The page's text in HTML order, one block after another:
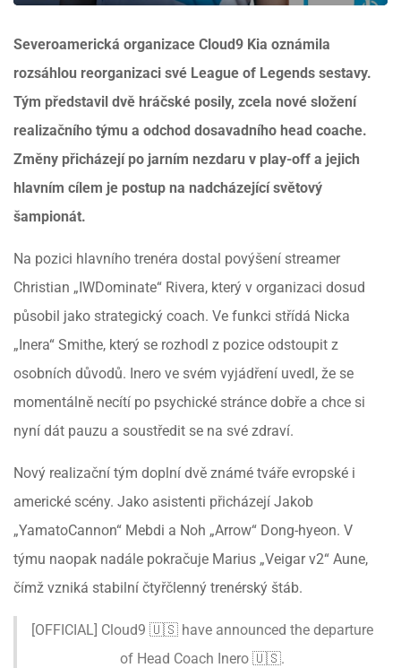
Severoamerická organizace Cloud9 Kia oznámila
rozsáhlou reorganizaci své League of Legends sestavy.
Tým představil dvě hráčské posily, zcela nové složení
realizačního týmu a odchod dosavadního head coache.
Změny přicházejí po jarním nezdaru v play-off a jejich
hlavním cílem je postup na nadcházející světový
šampionát.
Na pozici hlavního trenéra dostal povýšení streamer
Christian „IWDominate“ Rivera, který v organizaci dosud
působil jako strategický coach. Ve funkci střídá Nicka
„Inera“ Smithe, který se rozhodl z pozice odstoupit z
osobních důvodů. Inero ve svém vyjádření uvedl, že se
momentálně necítí po psychické stránce dobře a chce si
nyní dát pauzu a soustředit se na své zdraví.
Nový realizační tým doplní dvě známé tváře evropské i
americké scény. Jako asistenti přicházejí Jakob
„YamatoCannon“ Mebdi a Noh „Arrow“ Dong-hyeon. V
týmu naopak nadále pokračuje Marius „Veigar v2“ Aune,
čímž vzniká stabilní čtyřčlenný trenérský štáb.
[OFFICIAL] Cloud9 🇺🇸 have announced the departure
of Head Coach Inero 🇺🇸.